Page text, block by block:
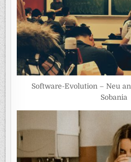
Software-Evolution – Neu
Sobania